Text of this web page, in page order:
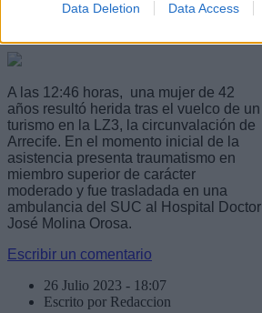
Data Deletion Data Access
circunvalación de Arrecife
A las 12:46 horas, una mujer de 42
años resultó herida tras el vuelco de un
turismo en la LZ3, la circunvalación de
Arrecife. En el momento inicial de la
asistencia presenta traumatismo en
miembro superior de carácter
moderado y fue trasladada en una
ambulancia del SUC al Hospital Doctor
José Molina Orosa.
Escribir un comentario
26 Julio 2023 - 18:07
Escrito por Redaccion